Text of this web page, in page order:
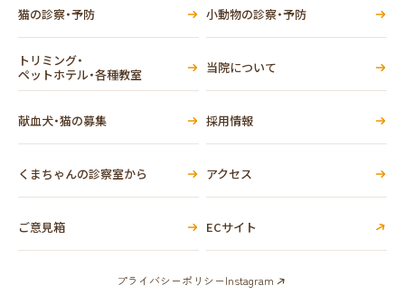
猫の診察・予防 小動物の診察・予防
トリミング・
ペットホテル・各種教室
当院について
献血犬・猫の募集 採用情報
くまちゃんの診察室から アクセス
ご意見箱 ECサイト
プライバシーポリシーInstagram